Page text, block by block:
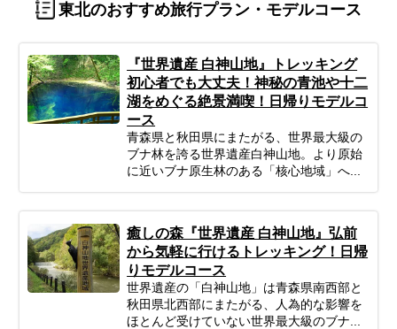
東北のおすすめ旅行プラン・モデルコース
『世界遺産 白神山地』トレッキング
初心者でも大丈夫！神秘の青池や十二
湖をめぐる絶景満喫！日帰りモデルコ
ース
青森県と秋田県にまたがる、世界最大級の
ブナ林を誇る世界遺産白神山地。より原始
に近いブナ原生林のある「核心地域」へ...
癒しの森『世界遺産 白神山地』弘前
から気軽に行けるトレッキング！日帰
りモデルコース
世界遺産の「白神山地」は青森県南西部と
秋田県北西部にまたがる、人為的な影響を
ほとんど受けていない世界最大級のブナ...